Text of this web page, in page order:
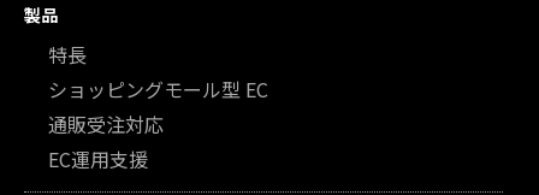
製品
特長
ショッピングモール型 EC
通販受注対応
EC運用支援